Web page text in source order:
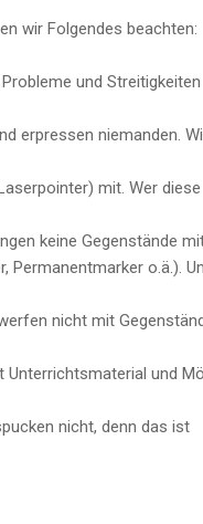
wir Folgendes beachten:
und Streitigkeiten
erpressen niemanden.
mit. Wer diese
keine Gegenstände
Permanentmarker o.ä.).
nicht mit
und
nicht, denn das ist